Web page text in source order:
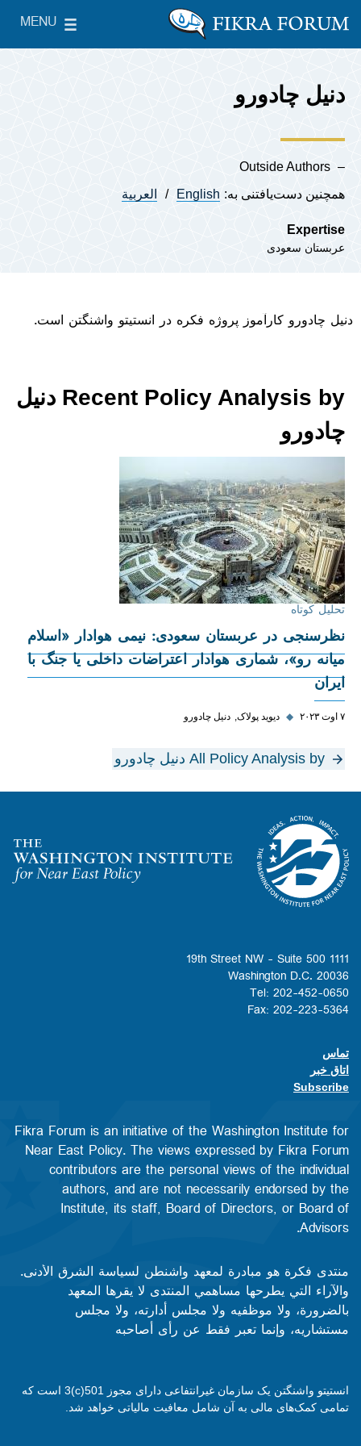
The Washington Institute for Near East Policy
MENU
Main Menu
دنیل چادورو
Outside Authors
همچنین دست‌یافتنی به: English العربية
Expertise
عربستان سعودی
دنیل چادوروکارآموز پروژه فکره در انستیتو واشنگتن است.
Recent Policy Analysis by دنیل
چادورو
تحلیل کوتاه
نظرسنجی در عربستان سعودی: نیمی هوادار «اسلام
میانه رو»، شماری هوادار اعتراضات داخلی یا جنگ با
ایران
۷ اوت ۲۰۲۳ ◆ دیوید پولاک دنیل چادورو
All Policy Analysis by دنیل چادورو
Homepage
1111 19th Street NW - Suite 500
Washington D.C. 20036
Tel: 202-452-0650
Fax: 202-223-5364
Footer contact links
تماس
اتاق خبر
Subscribe
Fikra Forum is an initiative of the Washington Institute for
Near East Policy. The views expressed by Fikra Forum
contributors are the personal views of the individual
authors, and are not necessarily endorsed by the
Institute, its staff, Board of Directors, or Board of
Advisors.​​
منتدى فكرة هو مبادرة لمعهد واشنطن لسياسة الشرق الأدنى.
والآراء التي يطرحها مساهمي المنتدى لا يقرها المعهد
بالضرورة، ولا موظفيه ولا مجلس أدارته، ولا مجلس
مستشاريه، وإنما تعبر فقط عن رأى أصاحبه
انستیتو واشنگتن یک سازمان غیرانتفاعی دارای مجوز 501(c)3 است که
تمامی کمک‌های مالی به آن شامل معافیت مالیاتی خواهد شد.